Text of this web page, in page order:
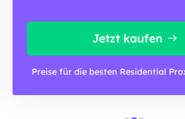
Jetzt kaufen
Preise für die besten Residential